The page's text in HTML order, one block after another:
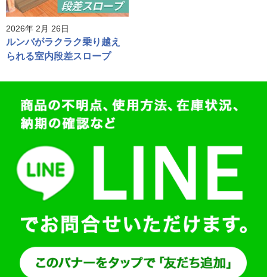
2026年 2月 26日
ルンバがラクラク乗り越え
られる室内段差スロープ